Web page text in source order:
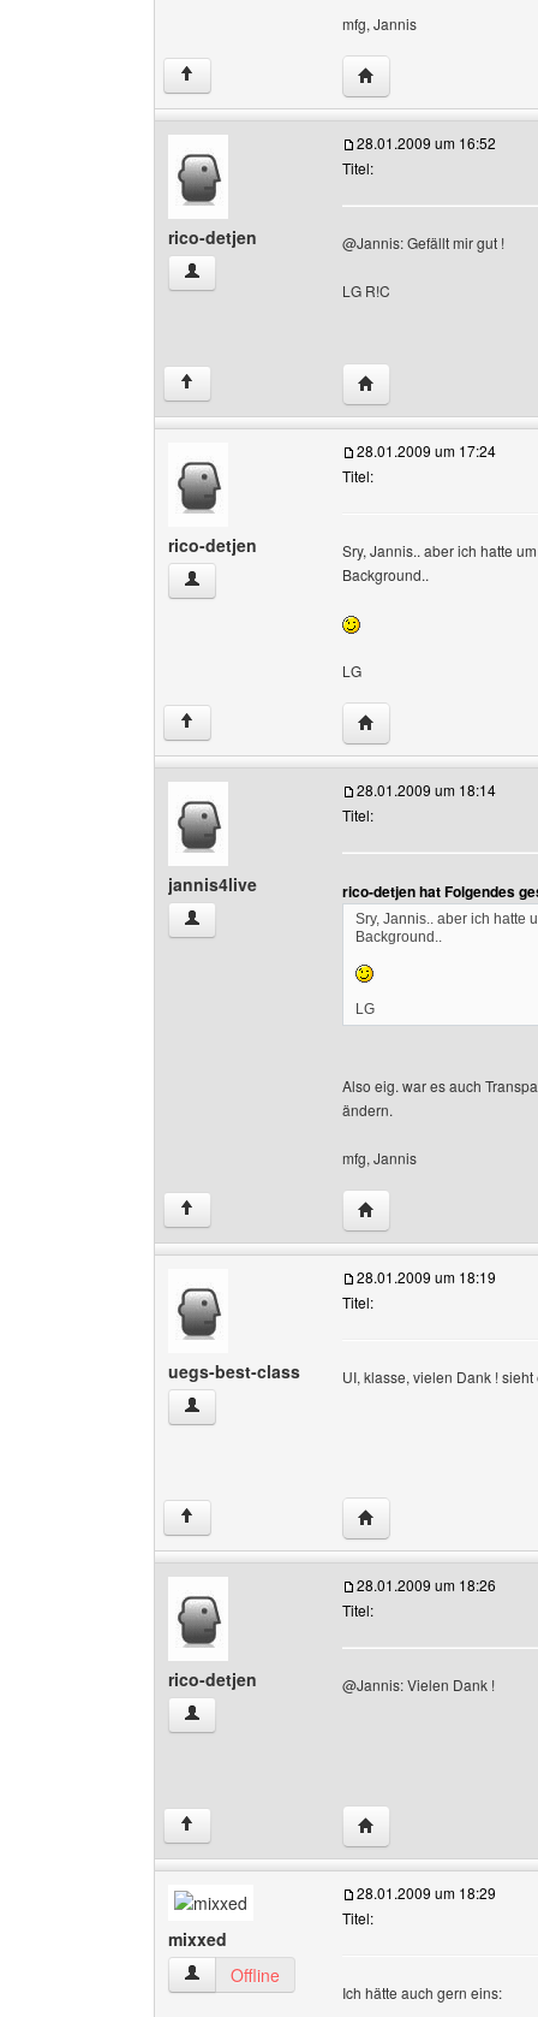
mfg, Jannis
↑ Website dieses
rico-detjen
rico-detjen Benutzer-Profile anzeigen
28.01.2009 um 16:52
Titel:
@Jannis: Gefällt mir gut !
LG R!C
↑ Website dieses
rico-detjen
rico-detjen Benutzer-Profile anzeigen
28.01.2009 um 17:24
Titel:
Sry, Jannis.. aber ich hatte
Background..
LG
↑ Website dieses
jannis4live
jannis4live Benutzer-Profile anzeigen
28.01.2009 um 18:14
Titel:
rico-detjen hat Folgendes
Sry, Jannis.. aber ich hatte
Background..
LG
Also eig. war es auch
ändern.
mfg, Jannis
↑ Website dieses
uegs-best-class
uegs-best-class Benutzer-Profile anzeigen
28.01.2009 um 18:19
Titel:
UI, klasse, vielen Dank !
↑ Website dieses
rico-detjen
rico-detjen Benutzer-Profile anzeigen
28.01.2009 um 18:26
Titel:
@Jannis: Vielen Dank !
↑ Website dieses
mixxed
mixxed Benutzer-Profile anzeigen
Offline
28.01.2009 um 18:29
Titel:
Ich hätte auch gern eins: